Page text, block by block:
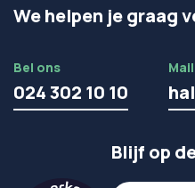
We helpen je graag
Bel ons
024 302 10 10
Blijf op